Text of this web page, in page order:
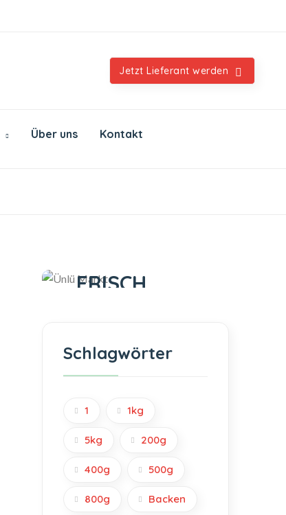
Jetzt Lieferant werden
Über uns Kontakt
FRISCH
Schlagwörter
1 1kg
5kg 200g
400g 500g
800g Backen